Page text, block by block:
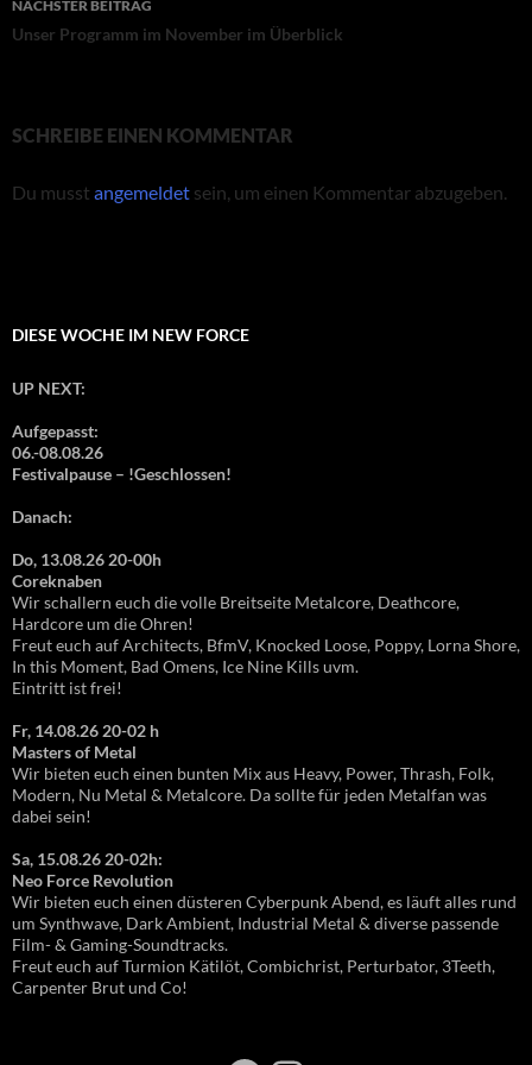
NÄCHSTER BEITRAG
Unser Programm im November im Überblick
SCHREIBE EINEN KOMMENTAR
Du musst angemeldet sein, um einen Kommentar abzugeben.
DIESE WOCHE IM NEW FORCE
UP NEXT:
Aufgepasst:
06.-08.08.26
Festivalpause – !Geschlossen!
Danach:
Do, 13.08.26 20-00h
Coreknaben
Wir schallern euch die volle Breitseite Metalcore, Deathcore,
Hardcore um die Ohren!
Freut euch auf Architects, BfmV, Knocked Loose, Poppy, Lorna Shore,
In this Moment, Bad Omens, Ice Nine Kills uvm.
Eintritt ist frei!
Fr, 14.08.26 20-02 h
Masters of Metal
Wir bieten euch einen bunten Mix aus Heavy, Power, Thrash, Folk,
Modern, Nu Metal & Metalcore. Da sollte für jeden Metalfan was
dabei sein!
Sa, 15.08.26 20-02h:
Neo Force Revolution
Wir bieten euch einen düsteren Cyberpunk Abend, es läuft alles rund
um Synthwave, Dark Ambient, Industrial Metal & diverse passende
Film- & Gaming-Soundtracks.
Freut euch auf Turmion Kätilöt, Combichrist, Perturbator, 3Teeth,
Carpenter Brut und Co!